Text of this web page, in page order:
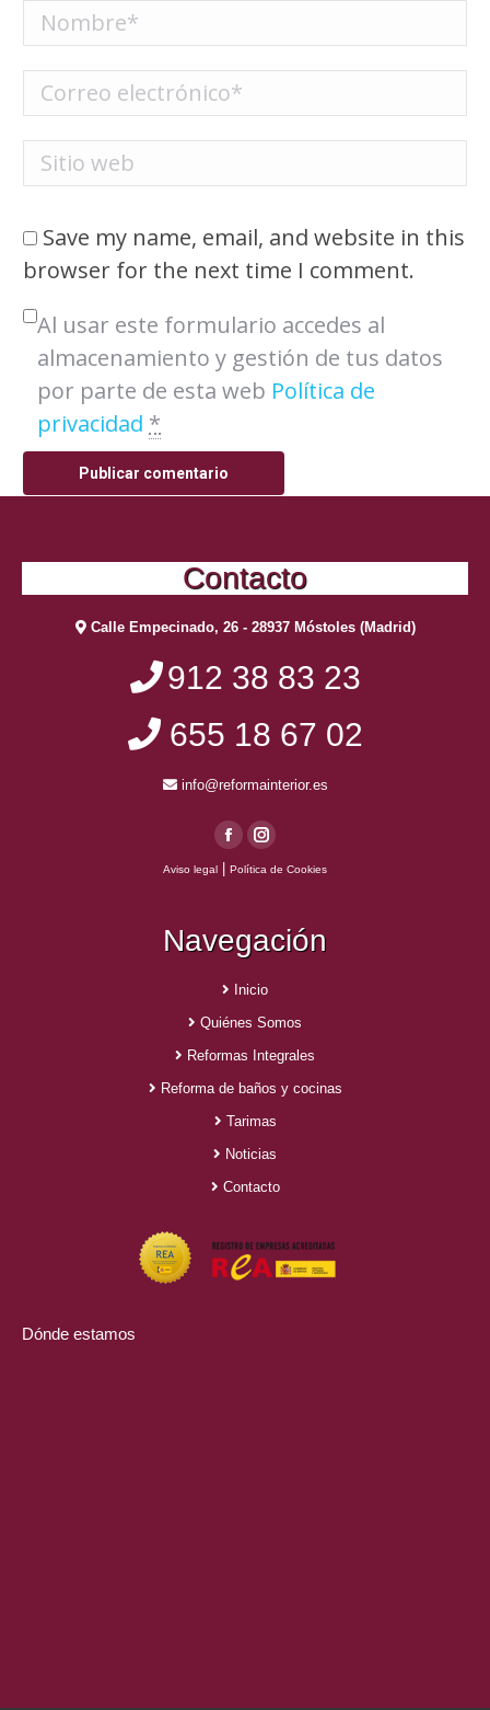
Nombre *
Correo electrónico *
Sitio web
Save my name, email, and website in this
browser for the next time I comment.
Al usar este formulario accedes al
almacenamiento y gestión de tus datos
por parte de esta web Política de
privacidad *
Publicar comentario
Contacto
Calle Empecinado, 26 - 28937 Móstoles (Madrid)
912 38 83 23
655 18 67 02
info@reformainterior.es
Facebook
page
in
new
window
Instagram
page
in
window
Aviso legal Política de Cookies
Navegación
Inicio
Quiénes Somos
Reformas Integrales
Reforma de baños y cocinas
Tarimas
Noticias
Contacto
Dónde estamos